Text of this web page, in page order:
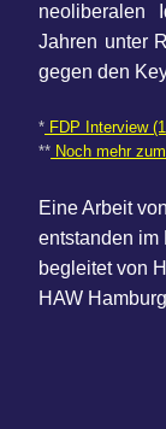
neoliberalen
Jahren unter
gegen den
* FDP Interview
** Noch mehr
Eine Arbeit
entstanden im
begleitet von
HAW